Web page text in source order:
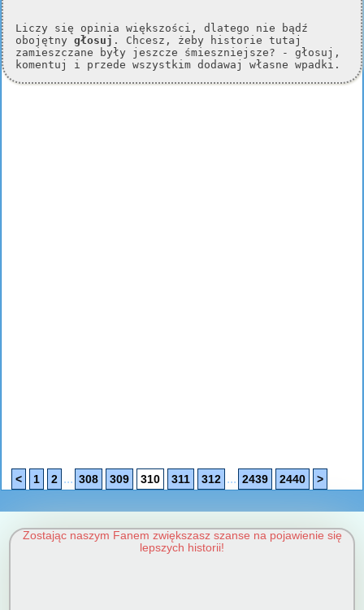
Liczy się opinia większości, dlatego nie bądź
obojętny głosuj . Chcesz, żeby historie tutaj
zamieszczane były jeszcze śmieszniejsze? - głosuj,
komentuj i przede wszystkim dodawaj własne wpadki.
< 1 2 ... 308 309 310 311 312 ... 2439 2440 >
Zostając naszym Fanem zwiększasz szanse na pojawienie się
lepszych historii!